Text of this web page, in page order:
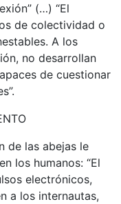
(…) “El
de colectividad o
A los
no desarrollan
de cuestionar
de las abejas le
los humanos: “El
electrónicos,
a los internautas,